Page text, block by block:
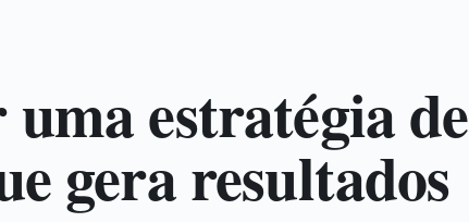
estratégia de
gera resultados